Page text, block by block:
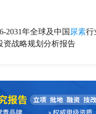
2031年全球及中国 尿素行
资战略规划分析报告